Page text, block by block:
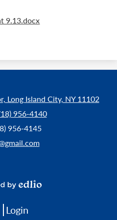
9.13.docx
Long Island City, NY 11102
956-4140
956-4145
Login